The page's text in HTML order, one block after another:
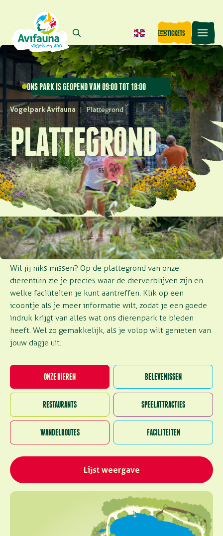
TICKETS
ONS PARK IS GEOPEND VAN 09:00 TOT 18:00
Vogelpark Avifauna | Plattegrond
PLATTEGROND
ONTDEK HET PARK
Wil jij niks missen? Op de plattegrond van onze
dierentuin zie je precies waar de dierverblijven zijn en
welke faciliteiten je kunt aantreffen. Klik op een
icoontje als je meer informatie wilt, zodat je een goede
indruk krijgt van alles wat ons dierenpark te bieden
heeft. Wel zo gemakkelijk, als je volop wilt genieten van
jouw dagje uit.
ONZE DIEREN BELEVENISSEN
RESTAURANTS SPEELATTRACTIES
WANDELROUTES FACILITEITEN
Lijst weergave